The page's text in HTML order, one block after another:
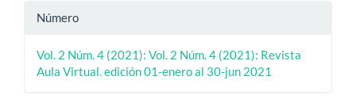
Número
Vol. 2 Núm. 4 (2021): Vol. 2 Núm. 4 (2021): Revista
Aula Virtual. edición 01-enero al 30-jun 2021